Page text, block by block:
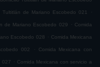
Tultitlán de Mariano Escobedo 021 .
de Mariano Escobedo 029 . Comida
Escobedo 028 . Comida Mexicana
002 . Comida Mexicana con
027 . Comida Mexicana con servicio a